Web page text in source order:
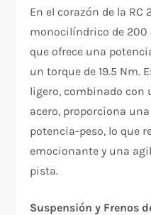
En el corazón de la
monocilíndrico de 200
que ofrece una
un torque de 19.5 Nm.
ligero, combinado
acero, proporciona
potencia-peso, lo que
emocionante y una
pista.
Suspensión y Frenos